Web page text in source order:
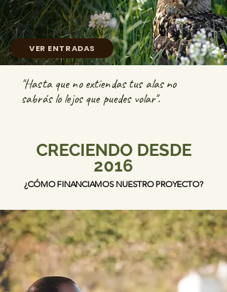
VER ENTRADAS
"Hasta que no extiendas tus alas no
sabrás lo lejos que puedes volar".
CRECIENDO DESDE
2016
¿CÓMO FINANCIAMOS NUESTRO PROYECTO?